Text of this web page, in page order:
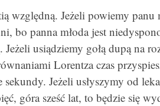
względną. Jeżeli powiemy panu
bo panna młoda jest
usiądziemy gołą dupą na
Lorentza czas
Jeżeli usłyszymy od
góra sześć lat, to będzie się